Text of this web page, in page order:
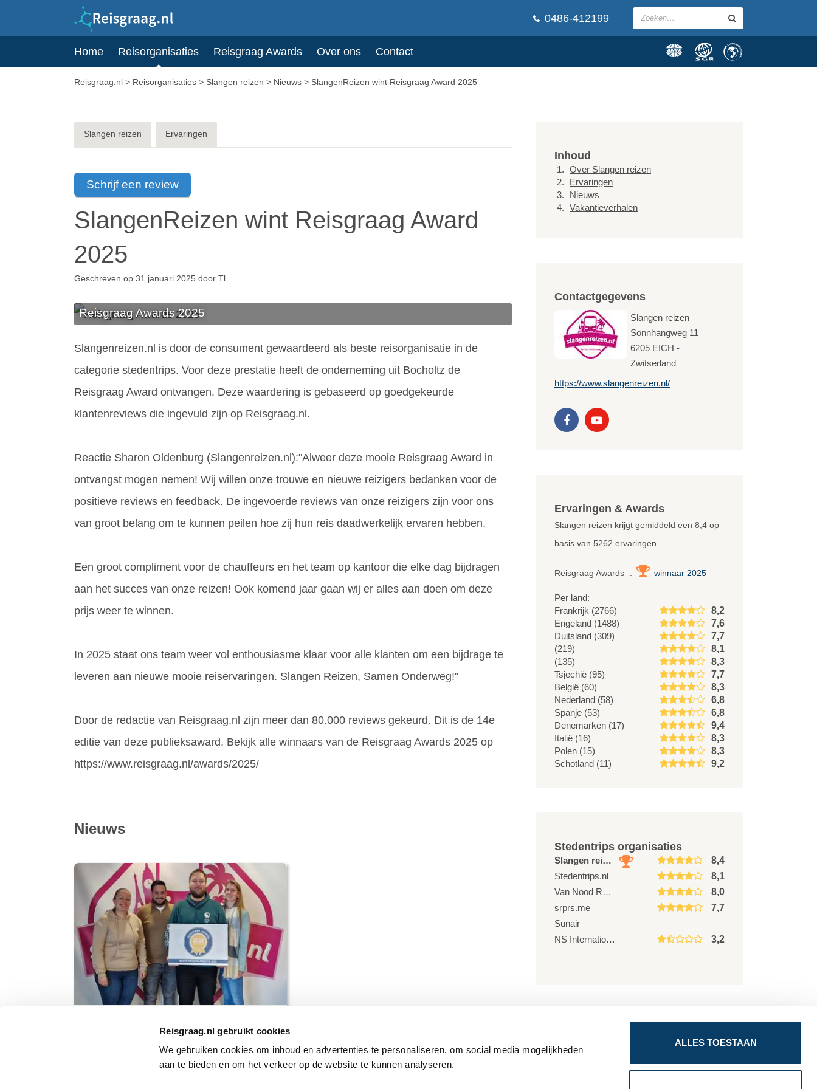
Reisgraag.nl gebruikt cookies
We gebruiken cookies om inhoud en advertenties te personaliseren, om social media mogelijkheden
aan te bieden en om het verkeer op de website te kunnen analyseren.
ALLES TOESTAAN
0486-412199
Home Reisorganisaties Reisgraag Awards Over ons Contact
Reisgraag.nl > Reisorganisaties > Slangen reizen > Nieuws > SlangenReizen wint Reisgraag Award 2025
Slangen reizen Ervaringen
Schrijf een review
SlangenReizen wint Reisgraag Award
2025
Geschreven op 31 januari 2025 door Tl
Reisgraag Awards 2025
Slangenreizen.nl is door de consument gewaardeerd als beste reisorganisatie in de
categorie stedentrips. Voor deze prestatie heeft de onderneming uit Bocholtz de
Reisgraag Award ontvangen. Deze waardering is gebaseerd op goedgekeurde
klantenreviews die ingevuld zijn op Reisgraag.nl.
Reactie Sharon Oldenburg (Slangenreizen.nl):"Alweer deze mooie Reisgraag Award in
ontvangst mogen nemen! Wij willen onze trouwe en nieuwe reizigers bedanken voor de
positieve reviews en feedback. De ingevoerde reviews van onze reizigers zijn voor ons
van groot belang om te kunnen peilen hoe zij hun reis daadwerkelijk ervaren hebben.
Een groot compliment voor de chauffeurs en het team op kantoor die elke dag bijdragen
aan het succes van onze reizen! Ook komend jaar gaan wij er alles aan doen om deze
prijs weer te winnen.
In 2025 staat ons team weer vol enthousiasme klaar voor alle klanten om een bijdrage te
leveren aan nieuwe mooie reiservaringen. Slangen Reizen, Samen Onderweg!"
Door de redactie van Reisgraag.nl zijn meer dan 80.000 reviews gekeurd. Dit is de 14e
editie van deze publieksaward. Bekijk alle winnaars van de Reisgraag Awards 2025 op
https://www.reisgraag.nl/awards/2025/
Nieuws
31 januari 2025
SlangenReizen wint
Inhoud
Over Slangen reizen
Ervaringen
Nieuws
Vakantieverhalen
Contactgegevens
Slangen reizen
Sonnhangweg 11
6205 EICH -
Zwitserland
https://www.slangenreizen.nl/
Ervaringen & Awards
Slangen reizen krijgt gemiddeld een 8,4 op
basis van 5262 ervaringen.
Reisgraag Awards : winnaar 2025
Per land:
Frankrijk (2766)
8,2
Engeland (1488)
7,6
Duitsland (309)
7,7
(219)
8,1
(135)
8,3
Tsjechië (95)
7,7
België (60)
8,3
Nederland (58)
6,8
Spanje (53)
6,8
Denemarken (17)
9,4
Italië (16)
8,3
Polen (15)
8,3
Schotland (11)
9,2
Stedentrips organisaties
Slangen reizen
8,4
Stedentrips.nl
8,1
Van Nood Reizen
8,0
srprs.me
7,7
Sunair
NS International
3,2